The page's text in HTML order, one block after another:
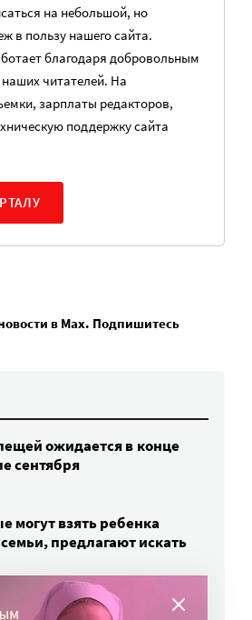
на небольшой, но
в пользу нашего сайта.
благодаря добровольным
читателей. На
зарплаты редакторов,
поддержку сайта
в Max. Подпишитесь
ожидается в конце
сентября
могут взять ребенка
предлагают искать